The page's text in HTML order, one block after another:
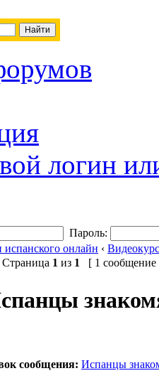
логин
Пароль:
онлайн ‹
Страница 1 из 1 [ 1 сообщение
сообщения: Испанцы